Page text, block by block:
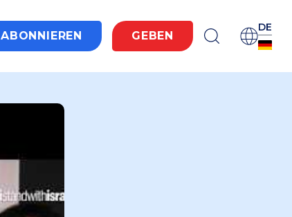
ABONNIEREN GEBEN
DE